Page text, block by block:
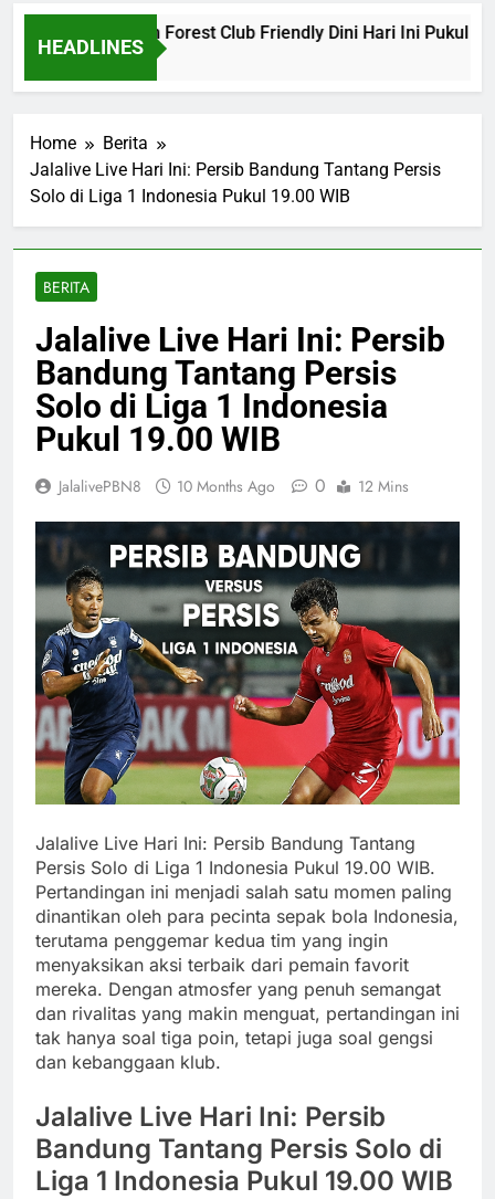
HEADLINES
vs Nottingham Forest Club Friendly Dini Hari Ini Pukul
Home
Berita
Jalalive Live Hari Ini: Persib Bandung Tantang Persis
Solo di Liga 1 Indonesia Pukul 19.00 WIB
BERITA
Jalalive Live Hari Ini: Persib
Bandung Tantang Persis
Solo di Liga 1 Indonesia
Pukul 19.00 WIB
JalalivePBN8 10 Months Ago 0 12 Mins
Jalalive Live Hari Ini: Persib Bandung Tantang
Persis Solo di Liga 1 Indonesia Pukul 19.00 WIB.
Pertandingan ini menjadi salah satu momen paling
dinantikan oleh para pecinta sepak bola Indonesia,
terutama penggemar kedua tim yang ingin
menyaksikan aksi terbaik dari pemain favorit
mereka. Dengan atmosfer yang penuh semangat
dan rivalitas yang makin menguat, pertandingan ini
tak hanya soal tiga poin, tetapi juga soal gengsi
dan kebanggaan klub.
Jalalive Live Hari Ini: Persib
Bandung Tantang Persis Solo di
Liga 1 Indonesia Pukul 19.00 WIB